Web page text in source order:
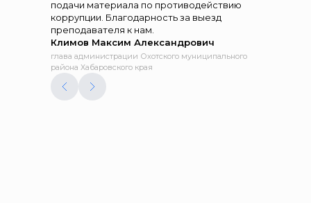
подачи материала по противодействию
коррупции. Благодарность за выезд
преподавателя к нам.
Климов Максим Александрович
глава администрации Охотского муниципального
района Хабаровского края